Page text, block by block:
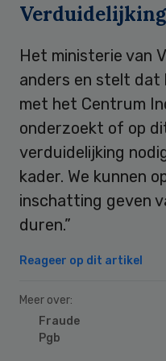
Het ministerie van
anders en stelt dat
met het Centrum
onderzoekt of op
verduidelijking
kader. We kunnen
inschatting geven
duren.”
Reageer op dit artikel
Meer over:
Fraude
Pgb